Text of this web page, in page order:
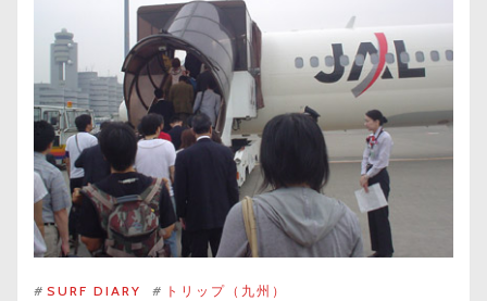
# SURF DIARY # トリップ（九州）